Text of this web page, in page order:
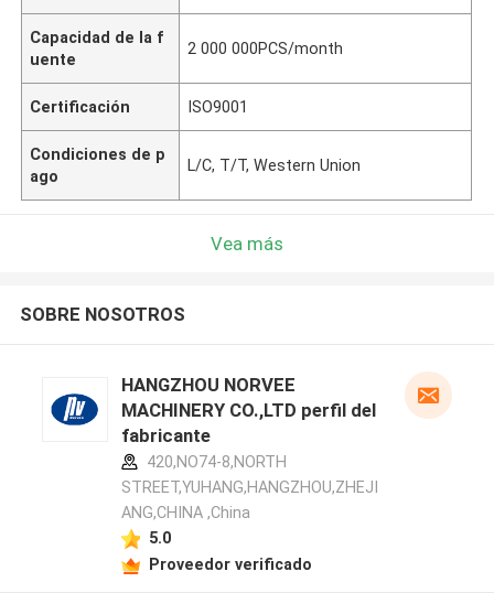
Capacidad de la f
uente
2 000 000PCS/month
Certificación ISO9001
Condiciones de p
ago
L/C, T/T, Western Union
Vea más
SOBRE NOSOTROS
HANGZHOU NORVEE
MACHINERY CO.,LTD perfil del
fabricante
420,NO74-8,NORTH
STREET,YUHANG,HANGZHOU,ZHEJI
ANG,CHINA ,China
5.0
Proveedor verificado